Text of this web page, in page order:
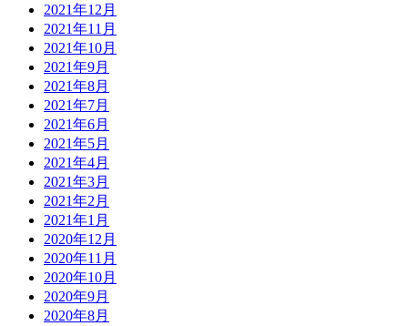
2021年12月
2021年11月
2021年10月
2021年9月
2021年8月
2021年7月
2021年6月
2021年5月
2021年4月
2021年3月
2021年2月
2021年1月
2020年12月
2020年11月
2020年10月
2020年9月
2020年8月